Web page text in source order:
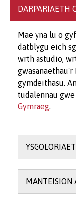
dewisol a
Mae hefyd
debygol o
enghraifft os
Seremoni
£75) a chost
DARPARIAETH
Mae yna lu o
datblygu eich
wrth astudio,
gymdeithasu.
tudalennau gwe
Gymraeg
Mae
trwy gyfrwng
MANTEISION